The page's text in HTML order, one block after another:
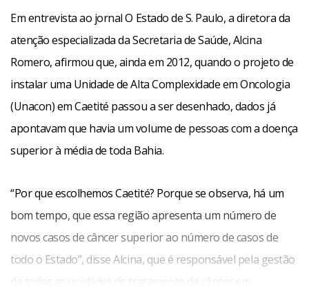
Em entrevista ao jornal O Estado de S. Paulo, a diretora da
atenção especializada da Secretaria de Saúde, Alcina
Romero, afirmou que, ainda em 2012, quando o projeto de
instalar uma Unidade de Alta Complexidade em Oncologia
(Unacon) em Caetité passou a ser desenhado, dados já
apontavam que havia um volume de pessoas com a doença
superior à média de toda Bahia.
“Por que escolhemos Caetité? Porque se observa, há um
bom tempo, que essa região apresenta um número de
novos casos de câncer superior ao número de casos de
todo o Estado”, disse Alcina, que é responsável pela gestão
de todas as unidades de tratamento de câncer em